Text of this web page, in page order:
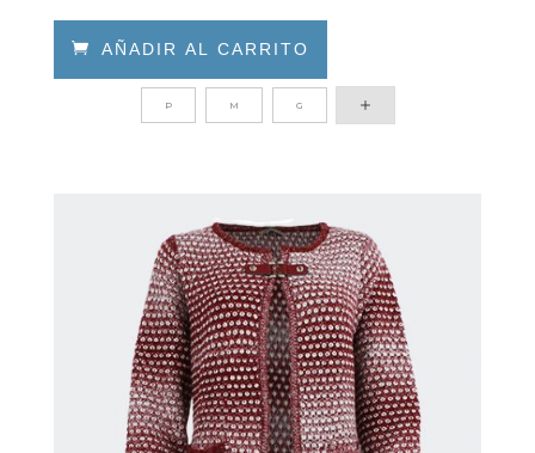
 AÑADIR AL CARRITO
P M G